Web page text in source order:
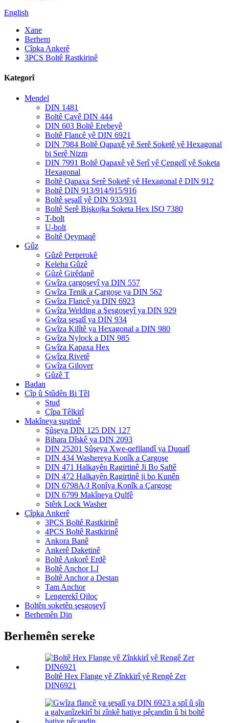
English
Xane
Berhem
Çîpka Ankerê
3PCS Boltê Rastkirinê
Kategorî
Mendel
DIN 1481
Boltê Çavê DIN 444
DIN 603 Boltê Erebeyê
Boltê Flancê yê DIN 6921
DIN 7984 Boltê Qapaxê yê Serê Soketê yê Hexagonal
bi Serê Nizm
DIN 7991 Boltê Qapaxê yê Serî yê Çengelî yê Soketa
Hexagonal
Boltê Qapaxa Serê Soketê yê Hexagonal ê DIN 912
Boltê DIN 913/914/915/916
Boltê şeşalî yê DIN 933/931
Boltê Serê Bişkojka Soketa Hex ISO 7380
T-bolt
U-bolt
Boltê Qeymaqê
Gûz
Gûzê Perperokê
Keleha Gûzê
Gûzê Girêdanê
Gwîza çargoşeyî ya DIN 557
Gwîza Tenik a Çargoşe ya DIN 562
Gwîza Flancê ya DIN 6923
Gwîza Welding a Şeşgoşeyî ya DIN 929
Gwîza şeşalî ya DIN 934
Gwîza Kilîtê ya Hexagonal a DIN 980
Gwîza Nylock a DIN 985
Gwîza Kapaxa Hex
Gwîza Rivetê
Gwîza Gilover
Gûzê T
Badan
Çîp û Stûdên Bi Têl
Stud
Çîpa Têlkirî
Makîneya şuştinê
Şûşeya DIN 125 DIN 127
Bihara Dîskê ya DIN 2093
DIN 25201 Şûşeya Xwe-qefilandî ya Duqatî
DIN 434 Washereya Konîk a Çargoşe
DIN 471 Halkayên Ragirtinê Ji Bo Şaftê
DIN 472 Halkayên Ragirtinê ji bo Kunên
DIN 6798A/J Ronîya Konîk a Çargoşe
DIN 6799 Makîneya Qulfê
Stêrk Lock Washer
Çîpka Ankerê
3PCS Boltê Rastkirinê
4PCS Boltê Rastkirinê
Ankora Banê
Ankerê Daketinê
Boltê Ankorê Erdê
Boltê Anchor LJ
Boltê Anchor a Destan
Tam Anchor
Lengerekî Qiloç
Boltên soketên şeşgoşeyî
Berhemên Din
Berhemên sereke
Boltê Hex Flange yê Zînkkirî yê Rengê Zer
DIN6921